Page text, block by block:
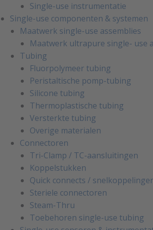
Single-use instrumentatie
Single-use componenten & systemen
Maatwerk single-use assemblies
Maatwerk ultrapure single- use
Tubing
Fluorpolymeer tubing
Peristaltische pomp-tubing
Silicone tubing
Thermoplastische tubing
Versterkte tubing
Overige materialen
Connectoren
Tri-Clamp / TC-aansluitingen
Koppelstukken
Quick connects /
Steriele connectoren
Steam-Thru
Toebehoren single-use tubing